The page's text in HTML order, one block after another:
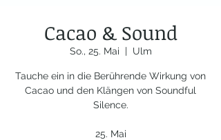
Cacao & Sound
So., 25. Mai
  |
Ulm
Tauche ein in die Berührende Wirkung von
Cacao und den Klängen von Soundful
Silence.
25. Mai